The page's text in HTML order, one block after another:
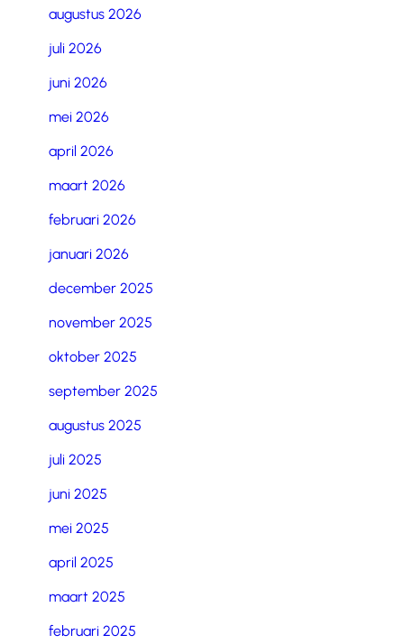
augustus 2026
juli 2026
juni 2026
mei 2026
april 2026
maart 2026
februari 2026
januari 2026
december 2025
november 2025
oktober 2025
september 2025
augustus 2025
juli 2025
juni 2025
mei 2025
april 2025
maart 2025
februari 2025